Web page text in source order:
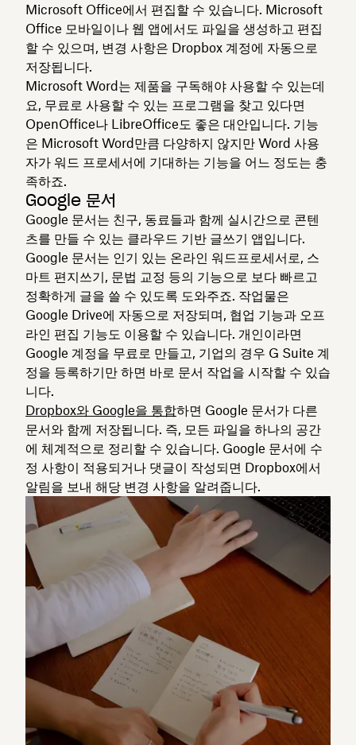
Microsoft Office에서 편집할 수 있습니다. Microsoft
Office 모바일이나 웹 앱에서도 파일을 생성하고 편집
할 수 있으며, 변경 사항은 Dropbox 계정에 자동으로
저장됩니다.
Microsoft Word는 제품을 구독해야 사용할 수 있는데
요, 무료로 사용할 수 있는 프로그램을 찾고 있다면
OpenOffice나 LibreOffice도 좋은 대안입니다. 기능
은 Microsoft Word만큼 다양하지 않지만 Word 사용
자가 워드 프로세서에 기대하는 기능을 어느 정도는 충
족하죠.
Google 문서
Google 문서는 친구, 동료들과 함께 실시간으로 콘텐
츠를 만들 수 있는 클라우드 기반 글쓰기 앱입니다.
Google 문서는 인기 있는 온라인 워드프로세서로, 스
마트 편지쓰기, 문법 교정 등의 기능으로 보다 빠르고
정확하게 글을 쓸 수 있도록 도와주죠. 작업물은
Google Drive에 자동으로 저장되며, 협업 기능과 오프
라인 편집 기능도 이용할 수 있습니다. 개인이라면
Google 계정을 무료로 만들고, 기업의 경우 G Suite 계
정을 등록하기만 하면 바로 문서 작업을 시작할 수 있습
니다.
Dropbox와 Google을 통합하면 Google 문서가 다른
문서와 함께 저장됩니다. 즉, 모든 파일을 하나의 공간
에 체계적으로 정리할 수 있습니다. Google 문서에 수
정 사항이 적용되거나 댓글이 작성되면 Dropbox에서
알림을 보내 해당 변경 사항을 알려줍니다.